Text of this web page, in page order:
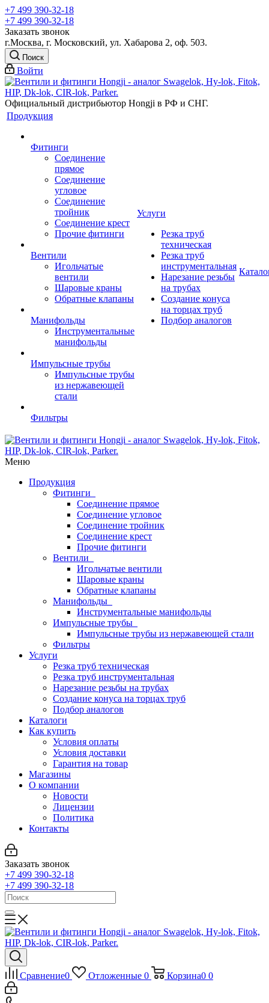
+7 499 390-32-18
+7 499 390-32-18
Заказать звонок
г.Москва, г. Московский, ул. Хабарова 2, оф. 503.
Поиск
Войти
Официальный дистрибьютор Hongji в РФ и СНГ.
Продукция
Фитинги
Соединение
прямое
Соединение
угловое
Соединение
тройник
Соединение крест
Прочие фитинги
Вентили
Игольчатые
вентили
Шаровые краны
Обратные клапаны
Манифольды
Инструментальные
манифольды
Импульсные трубы
Импульсные трубы
из нержавеющей
стали
Фильтры
Услуги
Резка труб
техническая
Резка труб
инструментальная
Нарезание резьбы
на трубах
Создание конуса
на торцах труб
Подбор аналогов
Меню
Продукция
Фитинги
Соединение прямое
Соединение угловое
Соединение тройник
Соединение крест
Прочие фитинги
Вентили
Игольчатые вентили
Шаровые краны
Обратные клапаны
Манифольды
Инструментальные манифольды
Импульсные трубы
Импульсные трубы из нержавеющей стали
Фильтры
Услуги
Резка труб техническая
Резка труб инструментальная
Нарезание резьбы на трубах
Создание конуса на торцах труб
Подбор аналогов
Каталоги
Как купить
Условия оплаты
Условия доставки
Гарантия на товар
Магазины
О компании
Новости
Лицензии
Политика
Контакты
Заказать звонок
+7 499 390-32-18
+7 499 390-32-18
Сравнение0 Отложенные 0 Корзина0 0